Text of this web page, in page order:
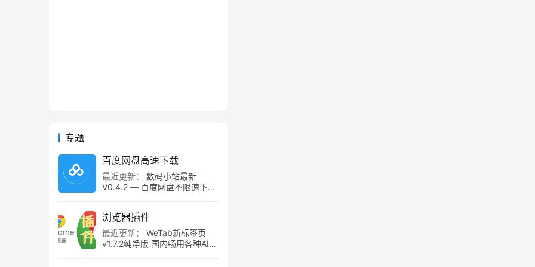
专题
百度网盘高速下载
最近更新：
数码小站最新
V0.4.2 — 百度网盘不限速下载
浏览器插件
最近更新：
WeTab新标签页
v1.7.2纯净版 国内畅用各种AI组